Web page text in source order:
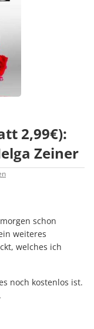
2,99€):
Zeiner
schon
weiteres
welches ich
noch kostenlos ist.